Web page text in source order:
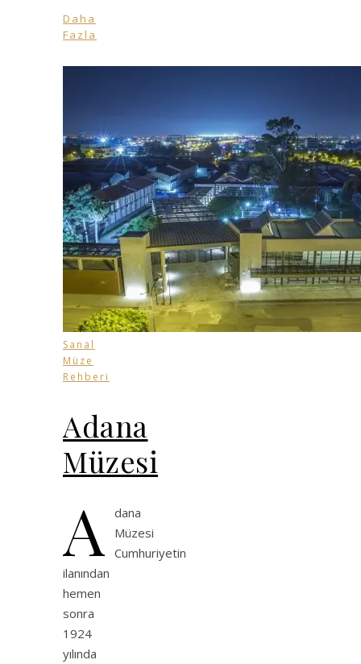
Daha
Fazla
Sanal
Müze
Rehberi
Adana
Müzesi
A
dana
Müzesi
Cumhuriyetin
ilanından
hemen
sonra
1924
yılında